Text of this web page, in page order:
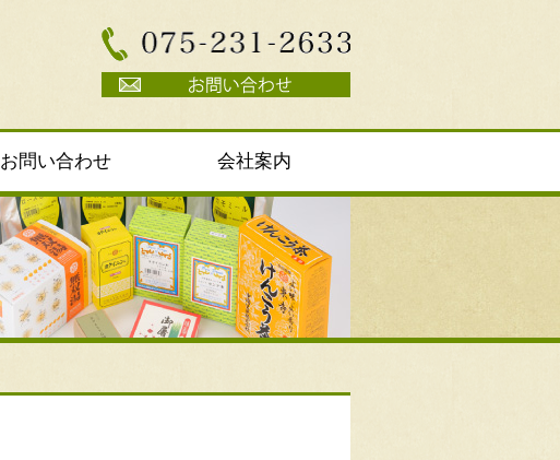
お問い合わせ 会社案内